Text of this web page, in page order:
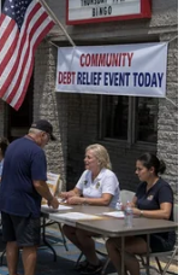
thải sau cháy
Nội